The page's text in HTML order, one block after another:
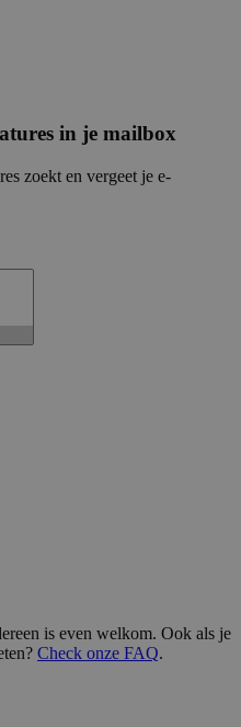
in je mailbox
zoekt en vergeet je e-
is even welkom. Ook als je
Check onze FAQ.